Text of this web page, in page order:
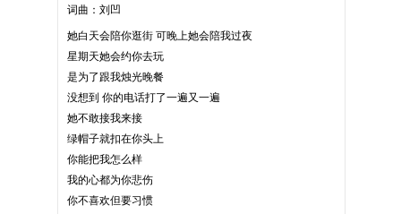
词曲：刘凹
她白天会陪你逛街 可晚上她会陪我过夜
星期天她会约你去玩
是为了跟我烛光晚餐
没想到 你的电话打了一遍又一遍
她不敢接我来接
绿帽子就扣在你头上
你能把我怎么样
我的心都为你悲伤
你不喜欢但要习惯